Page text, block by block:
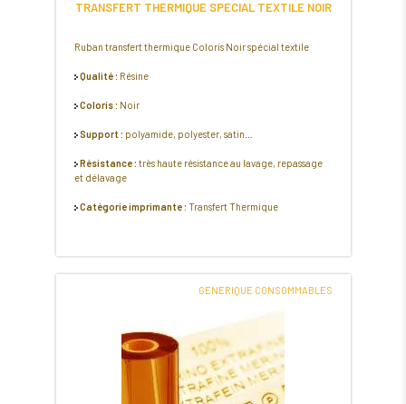
TRANSFERT THERMIQUE SPECIAL TEXTILE NOIR
Ruban transfert thermique Coloris Noir spécial textile
Qualité : Résine
Coloris : Noir
Support : polyamide, polyester, satin…
Résistance : très haute résistance au lavage, repassage
et délavage
Catégorie imprimante : Transfert Thermique
GENERIQUE CONSOMMABLES